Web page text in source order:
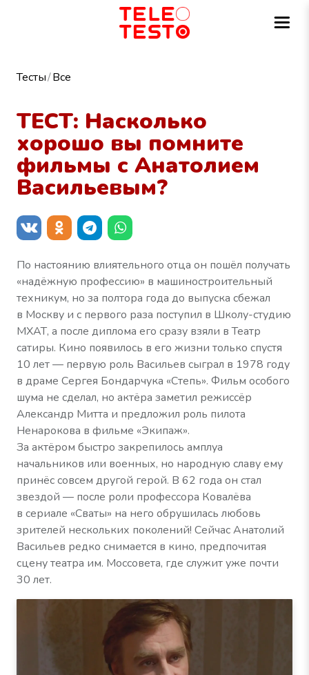
Тесты Все
ТЕСТ: Насколько
хорошо вы помните
фильмы с Анатолием
Васильевым?
По настоянию влиятельного отца он пошёл получать
«надёжную профессию» в машиностроительный
техникум, но за полтора года до выпуска сбежал
в Москву и с первого раза поступил в Школу-студию
МХАТ, а после диплома его сразу взяли в Театр
сатиры. Кино появилось в его жизни только спустя
10 лет — первую роль Васильев сыграл в 1978 году
в драме Сергея Бондарчука «Степь». Фильм особого
шума не сделал, но актёра заметил режиссёр
Александр Митта и предложил роль пилота
Ненарокова в фильме «Экипаж».
За актёром быстро закрепилось амплуа
начальников или военных, но народную славу ему
принёс совсем другой герой. В 62 года он стал
звездой — после роли профессора Ковалёва
в сериале «Сваты» на него обрушилась любовь
зрителей нескольких поколений! Сейчас Анатолий
Васильев редко снимается в кино, предпочитая
сцену театра им. Моссовета, где служит уже почти
30 лет.